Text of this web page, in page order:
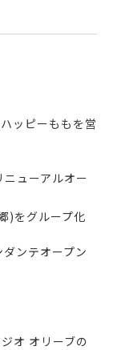
ッピーももを営
ューアルオー
)をグループ化
ンテオープン
オ オリーブの